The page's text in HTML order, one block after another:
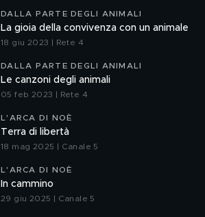
DALLA PARTE DEGLI ANIMALI
La gioia della convivenza con un animale
18 giu 2023 | Rete 4
DALLA PARTE DEGLI ANIMALI
Le canzoni degli animali
05 feb 2023 | Rete 4
L'ARCA DI NOÈ
Terra di libertà
18 mag 2025 | Canale 5
L'ARCA DI NOÈ
In cammino
29 giu 2025 | Canale 5